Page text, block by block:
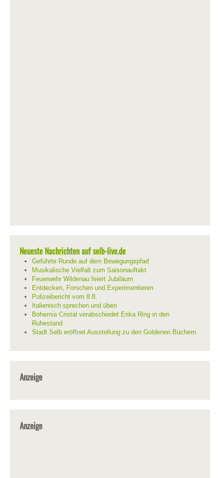
Neueste Nachrichten auf selb-live.de
Geführte Runde auf dem Bewegungspfad
Musikalische Vielfalt zum Saisonauftakt
Feuerwehr Wildenau feiert Jubiläum
Entdecken, Forschen und Experimentieren
Polizeibericht vom 8.8.
Italienisch sprechen und üben
Bohemia Cristal verabschiedet Erika Ring in den
Ruhestand
Stadt Selb eröffnet Ausstellung zu den Goldenen Büchern
Anzeige
Anzeige